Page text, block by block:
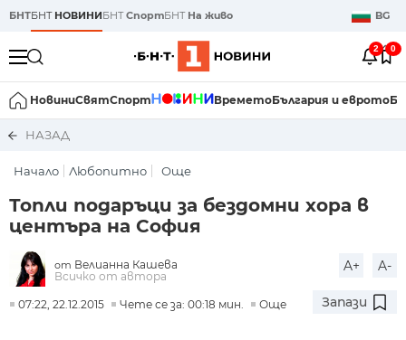
БНТБНТ НОВИНИБНТСпортБНТ На живо BG
2 0
НовиниСвятСпорт ВреметоБългария и еврото
НАЗАД
Начало Любопитно Още
Топли подаръци за бездомни хора в
центъра на София
от Велианна Кашева
Всичко от автора
A+ A-
07:22, 22.12.2015 Чете се за: 00:18 мин. Още Запази